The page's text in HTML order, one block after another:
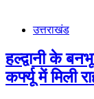
उत्तराखंड
हल्द्वानी के
कर्फ्यू में मिली